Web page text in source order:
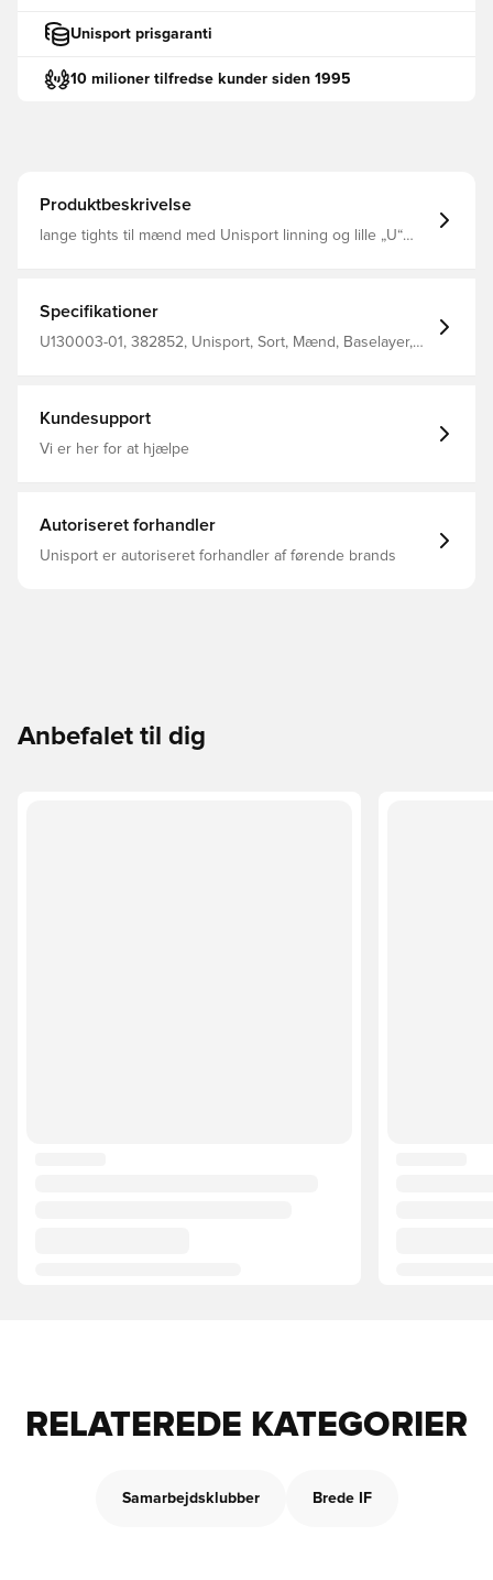
Unisport prisgaranti
10 milioner tilfredse kunder siden 1995
Produktbeskrivelse
lange tights til mænd med Unisport linning og lille „U“
Specifikationer
U130003-01, 382852, Unisport, Sort, Mænd, Baselayer,
Kundesupport
Vi er her for at hjælpe
Autoriseret forhandler
Unisport er autoriseret forhandler af førende brands
Anbefalet til dig
RELATEREDE KATEGORIER
Samarbejdsklubber Brede IF